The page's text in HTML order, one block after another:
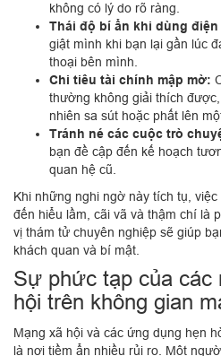
không có lý do rõ ràng.
Thái độ bí ẩn khi dùng
giật mình khi bạn lại gần lúc
thoại bên mình.
Chi tiêu tài chính mập mờ:
thường không giải thích
nhiên sa sút hoặc phất lên
Tránh né các cuộc trò
bạn đề cập đến kế hoạch
quan hệ cũ.
Khi những nghi ngờ này tích tụ,
đến hiểu lầm, cãi vã và thậm chí là
vị thám tử chuyên nghiệp sẽ giúp
khách quan và bí mật.
Sự phức tạp của các
hội trên không gian
Mạng xã hội và các ứng dụng hẹn
là nơi tiềm ẩn nhiều rủi ro. Một